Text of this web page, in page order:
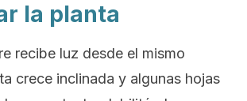
la planta
recibe luz desde el mismo
crece inclinada y algunas hojas